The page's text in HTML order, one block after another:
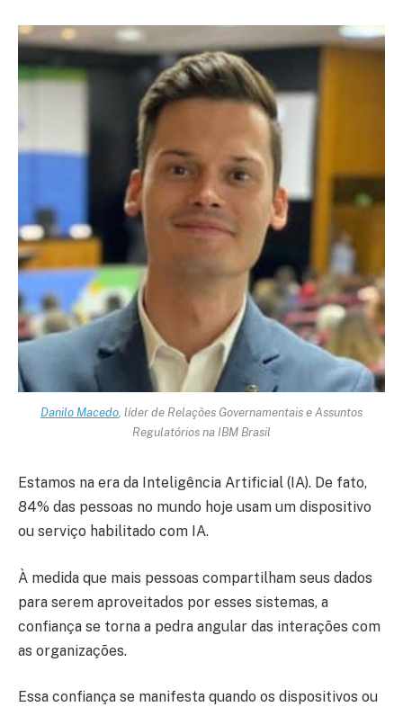
Danilo Macedo, líder de Relações Governamentais e Assuntos
Regulatórios na IBM Brasil
Estamos na era da Inteligência Artificial (IA). De fato,
84% das pessoas no mundo hoje usam um dispositivo
ou serviço habilitado com IA.
À medida que mais pessoas compartilham seus dados
para serem aproveitados por esses sistemas, a
confiança se torna a pedra angular das interações com
as organizações.
Essa confiança se manifesta quando os dispositivos ou